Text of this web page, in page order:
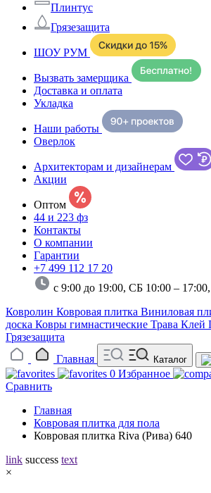
Плинтус
Грязезащита
ШОУ РУМ
Вызвать замерщика
Доставка и оплата
Укладка
Наши работы
Оверлок
Архитекторам и дизайнерам
Акции
Оптом
44 и 223 фз
Контакты
О компании
Гарантии
+7 499 112 17 20
с 9:00 до 19:00, СБ 10:00 – 17:00,
Ковролин Ковровая плитка Виниловая
доска Ковры гимнастические Трава Клей
Грязезащита
Главная
Каталог
0 Избранное
Сравнить
Главная
Ковровая плитка для пола
Ковровая плитка Riva (Рива) 640
link success text
×